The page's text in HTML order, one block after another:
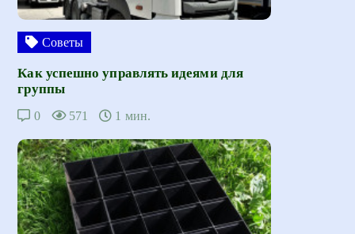
Советы
Как успешно управлять идеями для
группы
0 571 1 мин.